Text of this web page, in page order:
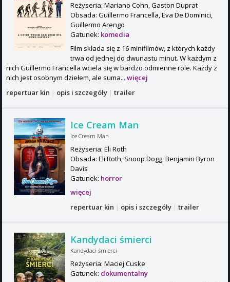
Reżyseria: Mariano Cohn, Gaston Duprat
Obsada: Guillermo Francella, Eva De Dominici,
Guillermo Arengo
Gatunek: komedia
Film składa się z 16 minifilmów, z których każdy
trwa od jednej do dwunastu minut. W każdym z
nich Guillermo Francella wciela się w bardzo odmienne role. Każdy z
nich jest osobnym dziełem, ale suma... więcej
repertuar kin | opis i szczegóły | trailer
Ice Cream Man
Ice Cream Man
Reżyseria: Eli Roth
Obsada: Eli Roth, Snoop Dogg, Benjamin Byron
Davis
Gatunek: horror
więcej
repertuar kin | opis i szczegóły | trailer
Kandydaci śmierci
Kandydaci śmierci
Reżyseria: Maciej Cuske
Gatunek: dokumentalny